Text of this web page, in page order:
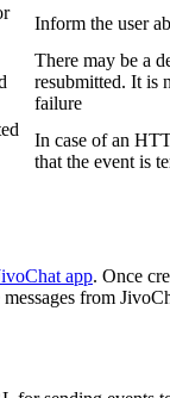
Inform the user
There may be a
resubmitted. It is
failure
In case of an
that the event is
app. Once
from